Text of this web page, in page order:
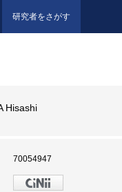
研究者をさがす
Hisashi
70054947